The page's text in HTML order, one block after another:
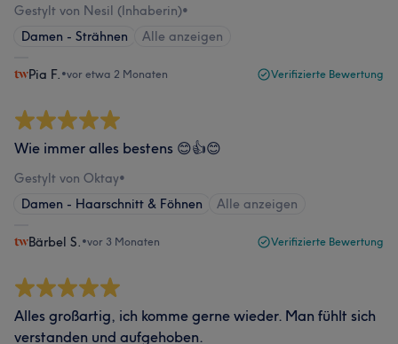
Gestylt von Nesil (Inhaberin)•
Damen - Strähnen
Alle anzeigen
Pia F. •vor etwa 2 Monaten Verifizierte Bewertung
Wie immer alles bestens 😊👍😊
Gestylt von Oktay•
Damen - Haarschnitt & Föhnen
Alle anzeigen
Bärbel S. •vor 3 Monaten Verifizierte Bewertung
Alles großartig, ich komme gerne wieder. Man fühlt sich
verstanden und aufgehoben.